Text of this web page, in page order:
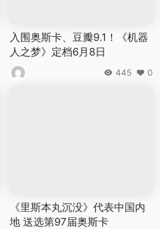
入围奥斯卡、豆瓣9.1！《机器
人之梦》定档6月8日
445 0
《里斯本丸沉没》代表中国内
地 送选第97届奥斯卡